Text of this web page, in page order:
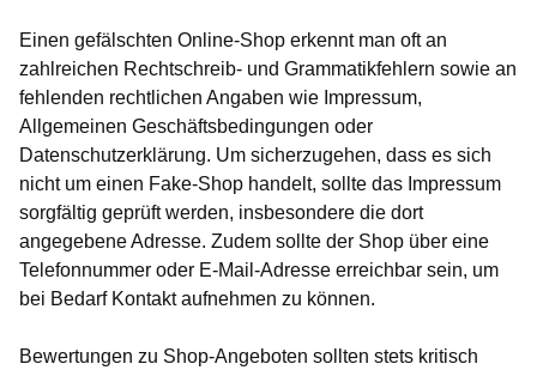
Einen gefälschten Online-Shop erkennt man oft an
zahlreichen Rechtschreib- und Grammatikfehlern sowie an
fehlenden rechtlichen Angaben wie Impressum,
Allgemeinen Geschäftsbedingungen oder
Datenschutzerklärung. Um sicherzugehen, dass es sich
nicht um einen Fake-Shop handelt, sollte das Impressum
sorgfältig geprüft werden, insbesondere die dort
angegebene Adresse. Zudem sollte der Shop über eine
Telefonnummer oder E-Mail-Adresse erreichbar sein, um
bei Bedarf Kontakt aufnehmen zu können.
Bewertungen zu Shop-Angeboten sollten stets kritisch